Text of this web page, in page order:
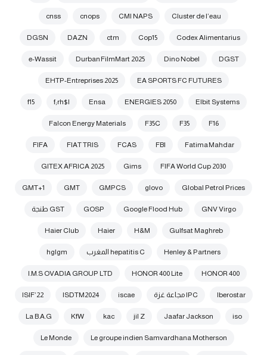
Cluster de l’eau
CMI NAPS
cnops
cnss
Codex Alimentarius
Cop15
ctm
DAZN
DGSN
DGST
Dino Nobel
Durban FilmMart 2025
e-Wassit
EA SPORTS FC FUTURES
EHTP-Entreprises 2025
Elbit Systems
ENERGIES 2050
Ensa
f;rh$l
f15
F16
F35
F35C
Falcon Energy Materials
Fatima Mahdar
FBI
FCAS
FIAT TRIS
FIFA
FIFA World Cup 2030
Gims
GITEX AFRICA 2025
Global Petrol Prices
glovo
GMPCS
GMT
GMT+1
GNV Virgo
Google Flood Hub
GOSP GST طنجة
Gulfsat Maghreb
H&M
Haier
Haier Club
Henley & Partners hepatitis C المغرب hglgm
HONOR 400
HONOR 400 Lite
I.M.S OVADIA GROUP LTD
Iberostar IPC مجاعة غزة iscae
ISDTM2024
ISIF’22
iso
Jaafar Jackson
jil Z
kac
KfW
La B.A.G
Le groupe indien Samvardhana Motherson
Le Monde